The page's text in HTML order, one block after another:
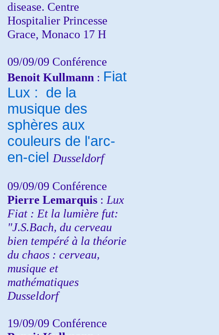
disease. Centre
Hospitalier Princesse
Grace, Monaco 17 H
09/09/09 Conférence
Benoit Kullmann : Fiat
Lux : de la
musique des
sphères aux
couleurs de l'arc-
en-ciel Dusseldorf
09/09/09 Conférence
Pierre Lemarquis : Lux
Fiat : Et la lumière fut:
"J.S.Bach, du cerveau
bien tempéré à la théorie
du chaos : cerveau,
musique et
mathématiques
Dusseldorf
19/09/09 Conférence